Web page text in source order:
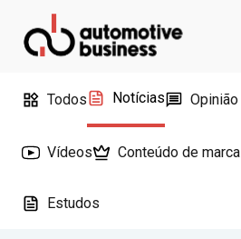
Todos Notícias Opinião
Vídeos Conteúdo de marca
Estudos